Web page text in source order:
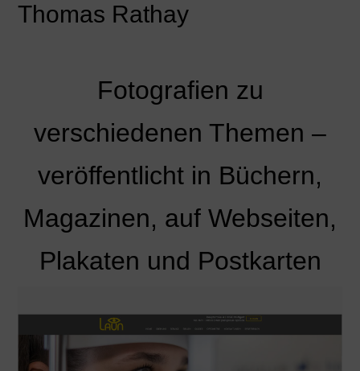
Thomas Rathay
Fotografien zu
verschiedenen Themen –
veröffentlicht in Büchern,
Magazinen, auf Webseiten,
Plakaten und Postkarten